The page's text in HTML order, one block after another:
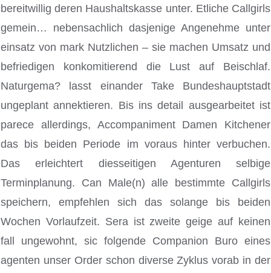
bereitwillig deren Haushaltskasse unter. Etliche Callgirls
gemein… nebensachlich dasjenige Angenehme unter
einsatz von mark Nutzlichen – sie machen Umsatz und
befriedigen konkomitierend die Lust auf Beischlaf.
Naturgema? lasst einander Take Bundeshauptstadt
ungeplant annektieren. Bis ins detail ausgearbeitet ist
parece allerdings, Accompaniment Damen Kitchener
das bis beiden Periode im voraus hinter verbuchen.
Das erleichtert diesseitigen Agenturen selbige
Terminplanung. Can Male(n) alle bestimmte Callgirls
speichern, empfehlen sich das solange bis beiden
Wochen Vorlaufzeit. Sera ist zweite geige auf keinen
fall ungewohnt, sic folgende Companion Buro eines
agenten unser Order schon diverse Zyklus vorab in der